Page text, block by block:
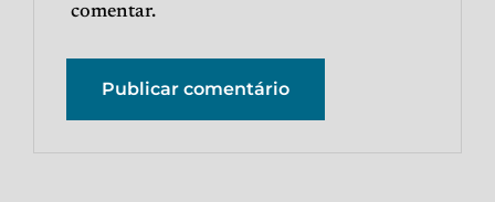
comentar.